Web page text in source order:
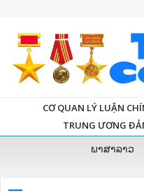
CƠ QUAN LÝ LUẬN
TRUNG ƯƠNG
ພາສາລາວ